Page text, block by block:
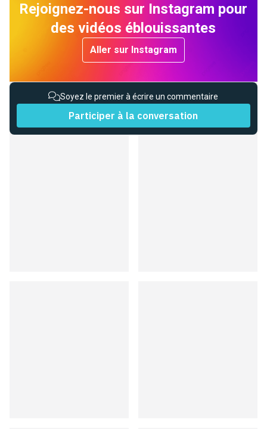
Rejoignez-nous sur Instagram pour
des vidéos éblouissantes
Aller sur Instagram
Soyez le premier à écrire un commentaire
Participer à la conversation